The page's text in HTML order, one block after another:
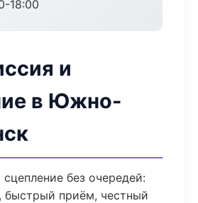
18:00
и
в Южно-
без очередей:
быстрый приём, честный